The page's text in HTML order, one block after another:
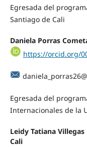
Egresada del
Santiago de Cali
Daniela Porras
https://orcid.org/
Egresada del
Internacionales de la
Leidy Tatiana
Cali